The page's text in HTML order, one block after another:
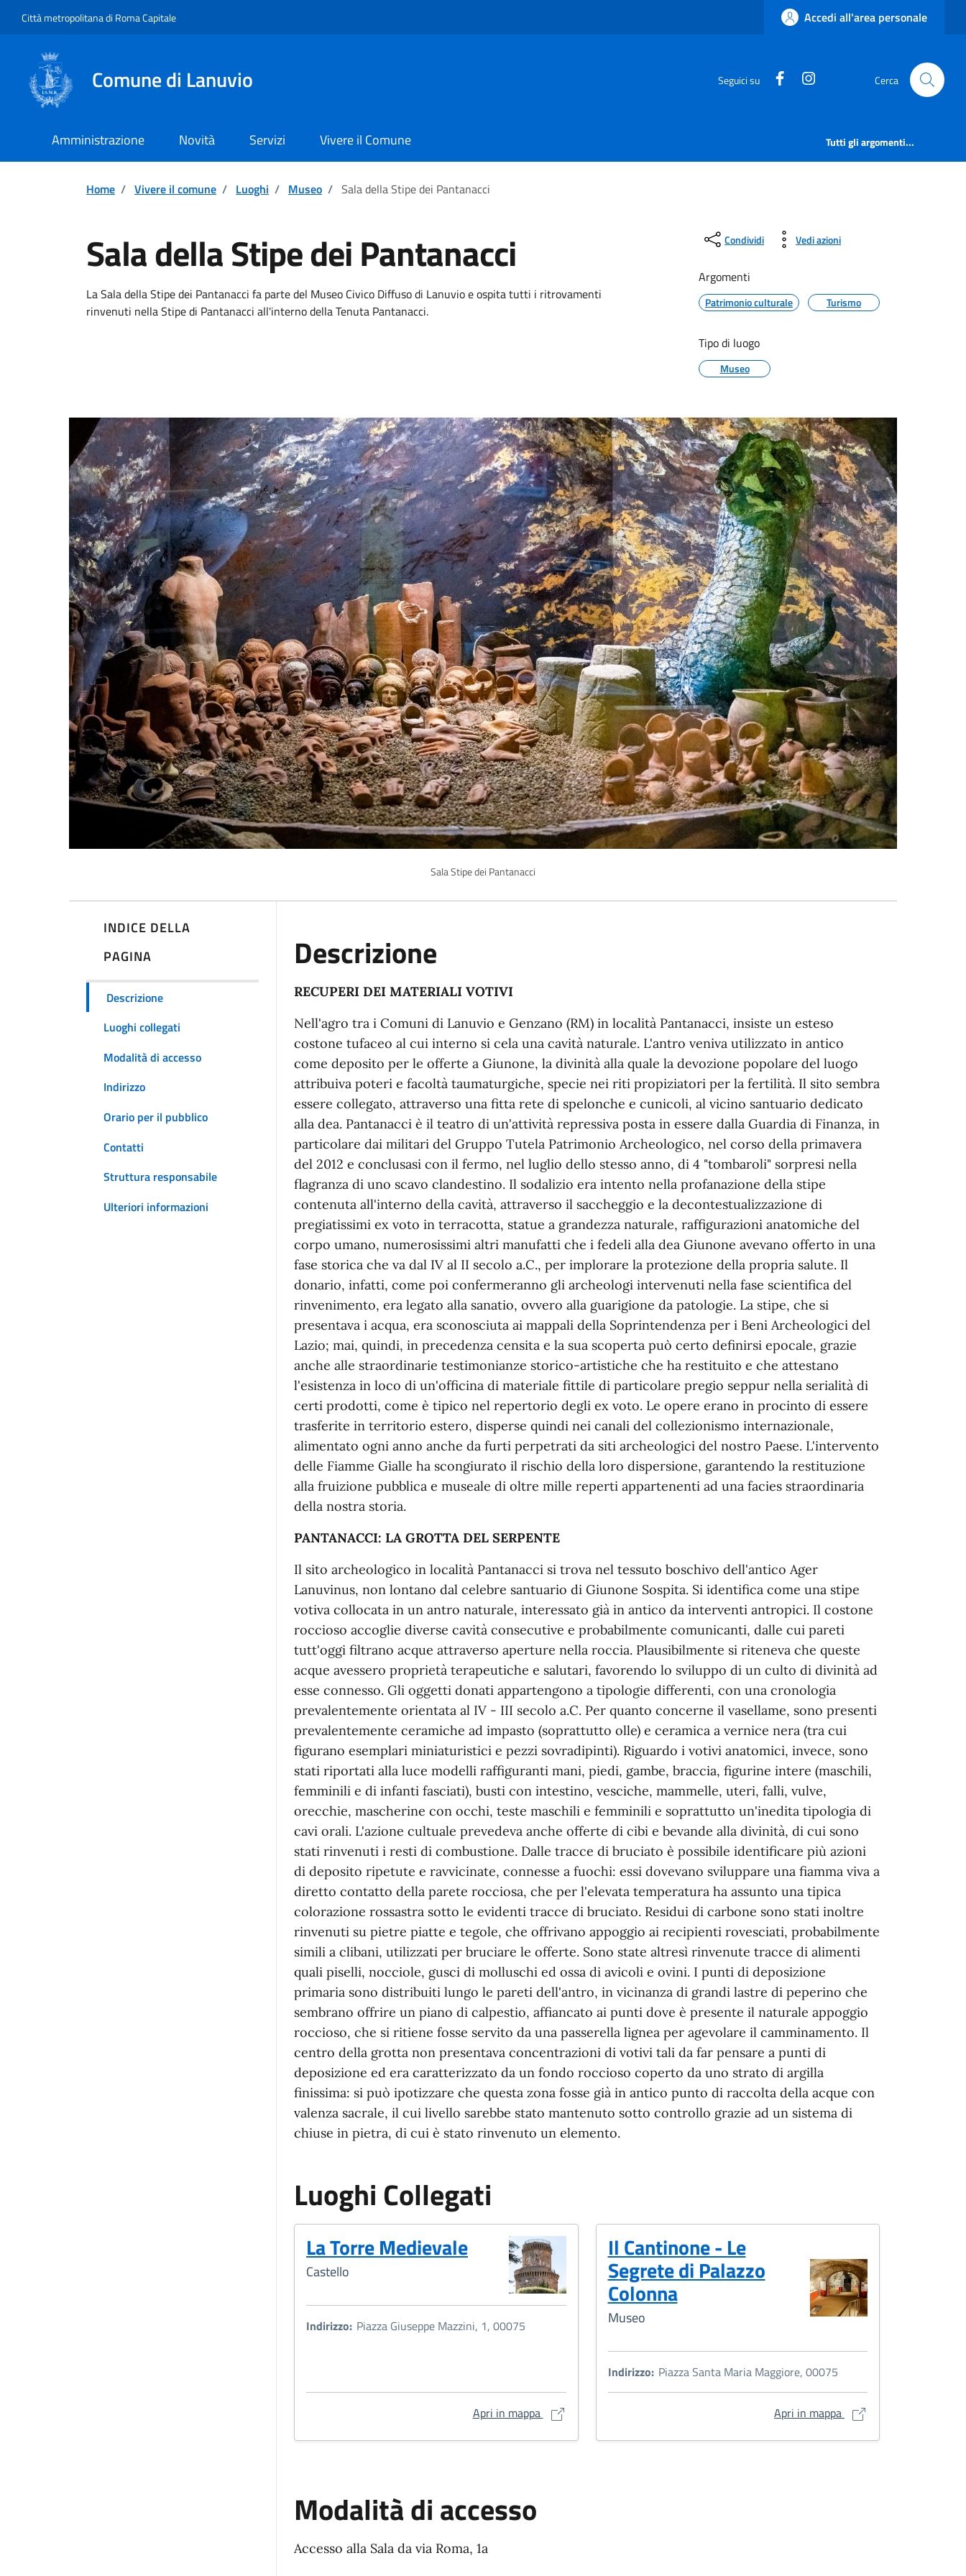
Città metropolitana di Roma Capitale Accedi all'area personale
Comune di Lanuvio Seguici su https://www.facebook.com/
https:// Cerca
Amministrazione Novità Servizi Vivere il Comune Tutti gli argomenti...
Home / Vivere il comune / Luoghi / Museo / Sala della Stipe dei Pantanacci
Sala della Stipe dei Pantanacci
Descrizione breve
La Sala della Stipe dei Pantanacci fa parte del Museo Civico Diffuso di Lanuvio e ospita tutti i ritrovamenti
rinvenuti nella Stipe di Pantanacci all'interno della Tenuta Pantanacci.
Condividi Vedi azioni
Argomenti
Patrimonio culturale Turismo
Tipo di luogo
Museo
Sala Stipe dei Pantanacci
INDICE DELLA
PAGINA
Descrizione
Luoghi collegati
Modalità di accesso
Indirizzo
Orario per il pubblico
Contatti
Struttura responsabile
Ulteriori informazioni
Descrizione
RECUPERI DEI MATERIALI VOTIVI
Nell'agro tra i Comuni di Lanuvio e Genzano (RM) in località Pantanacci, insiste un esteso
costone tufaceo al cui interno si cela una cavità naturale. L'antro veniva utilizzato in antico
come deposito per le offerte a Giunone, la divinità alla quale la devozione popolare del luogo
attribuiva poteri e facoltà taumaturgiche, specie nei riti propiziatori per la fertilità. Il sito sembra
essere collegato, attraverso una fitta rete di spelonche e cunicoli, al vicino santuario dedicato
alla dea. Pantanacci è il teatro di un'attività repressiva posta in essere dalla Guardia di Finanza, in
particolare dai militari del Gruppo Tutela Patrimonio Archeologico, nel corso della primavera
del 2012 e conclusasi con il fermo, nel luglio dello stesso anno, di 4 "tombaroli" sorpresi nella
flagranza di uno scavo clandestino. Il sodalizio era intento nella profanazione della stipe
contenuta all'interno della cavità, attraverso il saccheggio e la decontestualizzazione di
pregiatissimi ex voto in terracotta, statue a grandezza naturale, raffigurazioni anatomiche del
corpo umano, numerosissimi altri manufatti che i fedeli alla dea Giunone avevano offerto in una
fase storica che va dal IV al II secolo a.C., per implorare la protezione della propria salute. Il
donario, infatti, come poi confermeranno gli archeologi intervenuti nella fase scientifica del
rinvenimento, era legato alla sanatio, ovvero alla guarigione da patologie. La stipe, che si
presentava i acqua, era sconosciuta ai mappali della Soprintendenza per i Beni Archeologici del
Lazio; mai, quindi, in precedenza censita e la sua scoperta può certo definirsi epocale, grazie
anche alle straordinarie testimonianze storico-artistiche che ha restituito e che attestano
l'esistenza in loco di un'officina di materiale fittile di particolare pregio seppur nella serialità di
certi prodotti, come è tipico nel repertorio degli ex voto. Le opere erano in procinto di essere
trasferite in territorio estero, disperse quindi nei canali del collezionismo internazionale,
alimentato ogni anno anche da furti perpetrati da siti archeologici del nostro Paese. L'intervento
delle Fiamme Gialle ha scongiurato il rischio della loro dispersione, garantendo la restituzione
alla fruizione pubblica e museale di oltre mille reperti appartenenti ad una facies straordinaria
della nostra storia.
PANTANACCI: LA GROTTA DEL SERPENTE
Il sito archeologico in località Pantanacci si trova nel tessuto boschivo dell'antico Ager
Lanuvinus, non lontano dal celebre santuario di Giunone Sospita. Si identifica come una stipe
votiva collocata in un antro naturale, interessato già in antico da interventi antropici. Il costone
roccioso accoglie diverse cavità consecutive e probabilmente comunicanti, dalle cui pareti
tutt'oggi filtrano acque attraverso aperture nella roccia. Plausibilmente si riteneva che queste
acque avessero proprietà terapeutiche e salutari, favorendo lo sviluppo di un culto di divinità ad
esse connesso. Gli oggetti donati appartengono a tipologie differenti, con una cronologia
prevalentemente orientata al IV - III secolo a.C. Per quanto concerne il vasellame, sono presenti
prevalentemente ceramiche ad impasto (soprattutto olle) e ceramica a vernice nera (tra cui
figurano esemplari miniaturistici e pezzi sovradipinti). Riguardo i votivi anatomici, invece, sono
stati riportati alla luce modelli raffiguranti mani, piedi, gambe, braccia, figurine intere (maschili,
femminili e di infanti fasciati), busti con intestino, vesciche, mammelle, uteri, falli, vulve,
orecchie, mascherine con occhi, teste maschili e femminili e soprattutto un'inedita tipologia di
cavi orali. L'azione cultuale prevedeva anche offerte di cibi e bevande alla divinità, di cui sono
stati rinvenuti i resti di combustione. Dalle tracce di bruciato è possibile identificare più azioni
di deposito ripetute e ravvicinate, connesse a fuochi: essi dovevano sviluppare una fiamma viva a
diretto contatto della parete rocciosa, che per l'elevata temperatura ha assunto una tipica
colorazione rossastra sotto le evidenti tracce di bruciato. Residui di carbone sono stati inoltre
rinvenuti su pietre piatte e tegole, che offrivano appoggio ai recipienti rovesciati, probabilmente
simili a clibani, utilizzati per bruciare le offerte. Sono state altresì rinvenute tracce di alimenti
quali piselli, nocciole, gusci di molluschi ed ossa di avicoli e ovini. I punti di deposizione
primaria sono distribuiti lungo le pareti dell'antro, in vicinanza di grandi lastre di peperino che
sembrano offrire un piano di calpestio, affiancato ai punti dove è presente il naturale appoggio
roccioso, che si ritiene fosse servito da una passerella lignea per agevolare il camminamento. Il
centro della grotta non presentava concentrazioni di votivi tali da far pensare a punti di
deposizione ed era caratterizzato da un fondo roccioso coperto da uno strato di argilla
finissima: si può ipotizzare che questa zona fosse già in antico punto di raccolta della acque con
valenza sacrale, il cui livello sarebbe stato mantenuto sotto controllo grazie ad un sistema di
chiuse in pietra, di cui è stato rinvenuto un elemento.
Luoghi Collegati
La Torre Medievale
Castello
Indirizzo: Piazza Giuseppe Mazzini, 1, 00075
Apri in mappa La Torre Medievale si apre in una nuova finestra
Il Cantinone - Le
Segrete di Palazzo
Colonna
Museo
Indirizzo: Piazza Santa Maria Maggiore, 00075
Apri in mappa Il Cantinone - Le
Modalità di accesso
Accesso alla Sala da via Roma, 1a